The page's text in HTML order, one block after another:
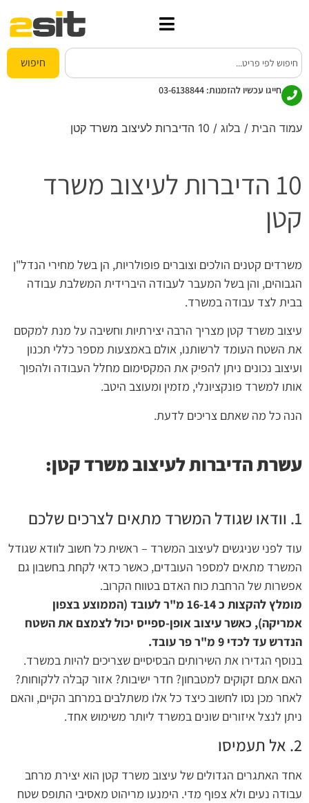
חיפוש
חייגו עכשיו להזמנות: 03-6138844
עמוד הבית / בלוג / 10 הדיברות לעיצוב משרד קטן
10 הדיברות לעיצוב משרד
קטן
משרדים קטנים הולכים וצוברים פופולריות, הן בשל מחירי הנדל"ן
הגבוהים, והן בשל המעבר לעבודה היברידית המשלבת עבודה
בבית לצד עבודה במשרד.
עיצוב משרד קטן מצריך הרבה יצירתיות וחשיבה על מנת למקסם
את השטח העומד לרשותנו, אולם באמצעות מספר כללי תכנון
ועיצוב נכונים ניתן להפיק את המקסימום מחלל העבודה ולהפוך
אותו למשרד פונקציונלי, מזמין ומעוצב היטב.
הנה כל מה שאתם צריכים לדעת.
עשרת הדיברות לעיצוב משרד קטן:
1. וודאו שגודל המשרד מתאים לצרכים שלכם
עוד לפני שניגשים לעיצוב המשרד – ראשית כל חשוב לוודא שגודל
המשרד מתאים למספר העובדים, כאשר כדאי לקחת בחשבון גם
אפשרות של הרחבת כוח האדם בטווח הקרוב.
מומלץ להקצות כ 16-14 מ"ר לעובד (הממוצע בצפון
אמריקה), כאשר עיצוב אופן-ספייס יכול לצמצם את השטח
הנדרש עד לכדי 9 מ"ר פר עובד.
בנוסף הגדירו את השירותים הבסיסיים שצריכים להיות במשרד.
האם אתם זקוקים למטבחון? חדר ישיבות? אזור קבלה ללקוחות?
לאחר מכן נסו לחשוב כיצד כל אלו משתלבים במרחב הקיים, והאם
ניתן לנצל איזורים שונים במשרד ליותר משימוש אחד.
2. אל תעמיסו
אחד האתגרים הגדולים של עיצוב משרד קטן הוא יצירת מרחב
עבודה נעים ולא צפוף מדי. הימנעו מריהוט מאסיבי התופס שטח